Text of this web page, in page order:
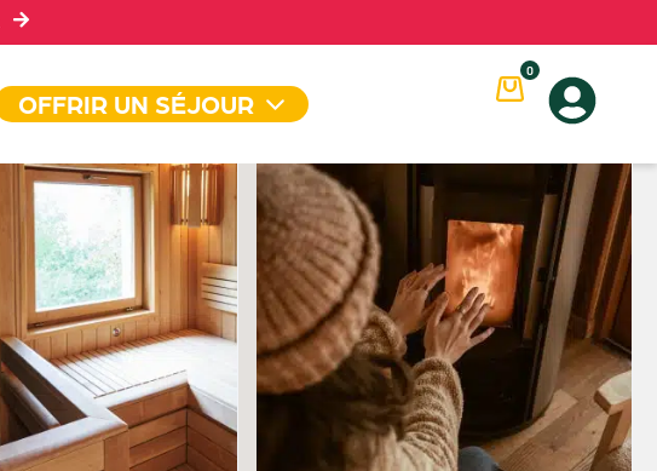
OFFRIR UN SÉJOUR
0